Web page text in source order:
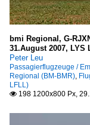
Raytheon
Hawker
bmi Regional, G-
31.August 2007, LYS
Peter Leu
Passagierflugzeuge /
Regional (BM-BMR),
LFLL)
 198 1200x800 Px,